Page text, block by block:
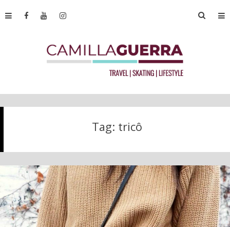
Tag: tricô